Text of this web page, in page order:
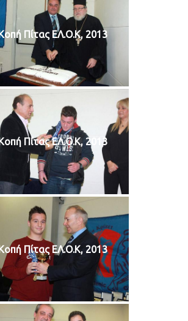
Πίτας ΕΛ.Ο.Κ, 2013
Πίτας ΕΛ.Ο.Κ, 2013
Πίτας ΕΛ.Ο.Κ, 2013